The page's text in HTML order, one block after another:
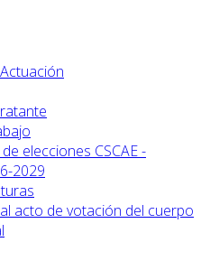
elecciones CSCAE -
2029
acto de votación del cuerpo